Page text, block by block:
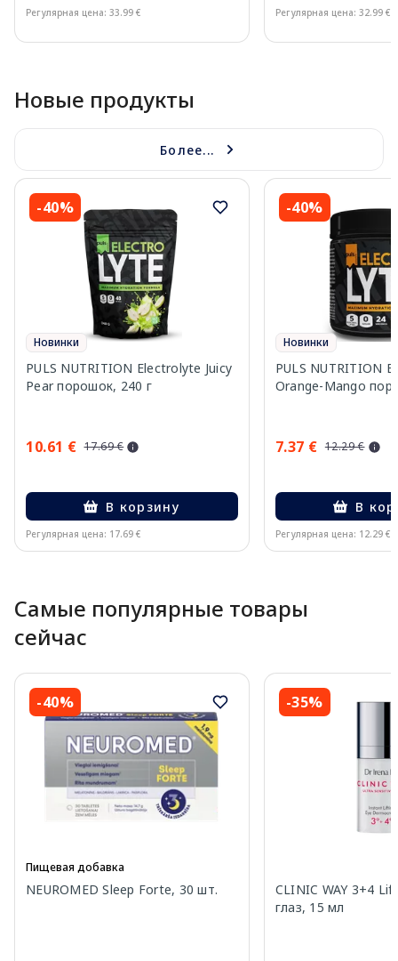
Регулярная цена: 33.99 € Регулярная цена: 32.99 €
Новые продукты
Более...
-40%
Новинки
PULS NUTRITION Electrolyte Juicy
Pear порошок, 240 г
10.61 € 17.69 €
В корзину
Регулярная цена: 17.69 €
-40%
Новинки
PULS NUTRITION
Orange-Mango
7.37 € 12.29 €
В
Регулярная цена: 12.29 €
Самые популярные товары
сейчас
-40%
Пищевая добавка
NEUROMED Sleep Forte, 30 шт.
-35%
CLINIC WAY 3+4
глаз, 15 мл